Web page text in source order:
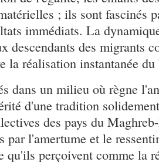
; ils sont fascinés
immédiats. La
descendants des migrants
la réalisation instantanée du
dans un milieu où règne
d'une tradition
des pays du
par l'amertume et le
qu'ils perçoivent comme la